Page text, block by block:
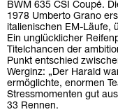
BWM 635 CSI Coupé.
1978 Umberto Grano
italienischen EM-Läufe,
Ein unglücklicher
Titelchancen der
Punkt entschied
Werginz: „Der Harald
ermöglichte, enormen
Stressmomenten gut
33 Rennen.